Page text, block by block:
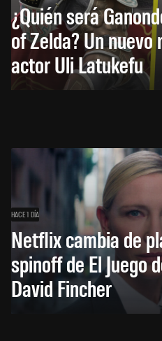
¿Quién será
of Zelda? Un
actor Uli Latukefu
HACE 1 DÍA
Netflix cambia de
spinoff de El Juego
David Fincher